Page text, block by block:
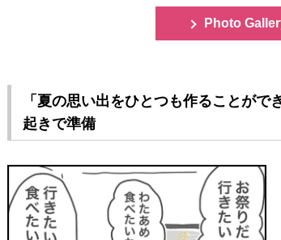
Photo
「夏の思い出をひとつも作ることが
起きで準備